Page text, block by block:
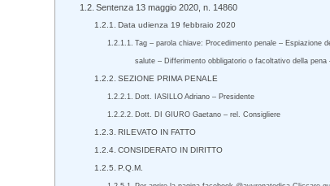
Sentenza 13 maggio 2020, n. 14860
Data udienza 19 febbraio 2020
Tag – parola chiave: Procedimento penale – Espiazione
salute – Differimento obbligatorio o facoltativo della
SEZIONE PRIMA PENALE
Dott. IASILLO Adriano – Presidente
Dott. DI GIURO Gaetano – rel. Consigliere
RILEVATO IN FATTO
CONSIDERATO IN DIRITTO
P.Q.M.